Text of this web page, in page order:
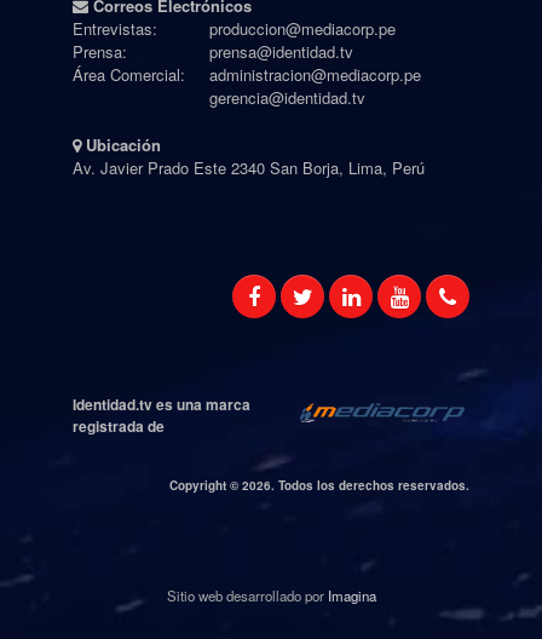
Correos Electrónicos
Entrevistas:
produccion@mediacorp.pe
Prensa:
prensa@identidad.tv
Área Comercial:
administracion@mediacorp.pe
gerencia@identidad.tv
Ubicación
Av. Javier Prado Este 2340 San Borja, Lima, Perú
Identidad.tv es una marca
registrada de
Copyright © 2026. Todos los derechos reservados.
Sitio web desarrollado por Imagina